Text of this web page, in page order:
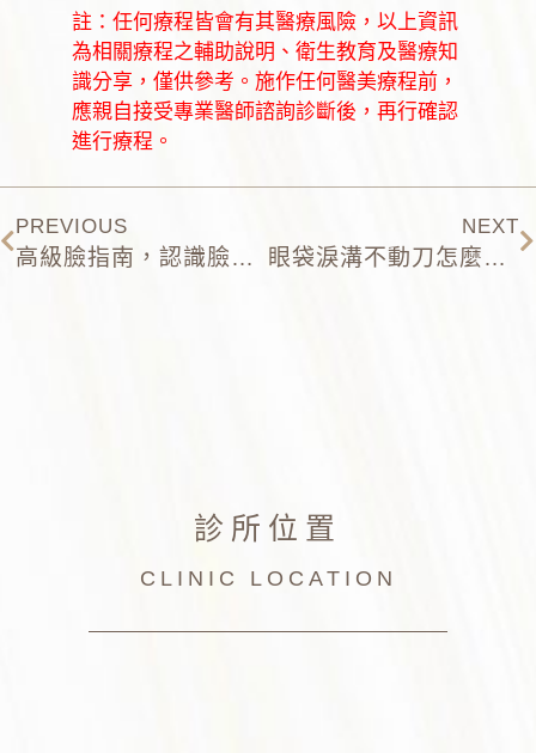
註：任何療程皆會有其醫療風險，以上資訊
為相關療程之輔助說明、衛生教育及醫療知
識分享，僅供參考。施作任何醫美療程前，
應親自接受專業醫師諮詢診斷後，再行確認
進行療程。
PREVIOUS
高級臉指南，認識臉部線條與輪廓的秘密 – 高雄微整推薦
NEXT
眼袋淚溝不動刀怎麼治？高雄醫美微整推薦
診所位置
CLINIC LOCATION